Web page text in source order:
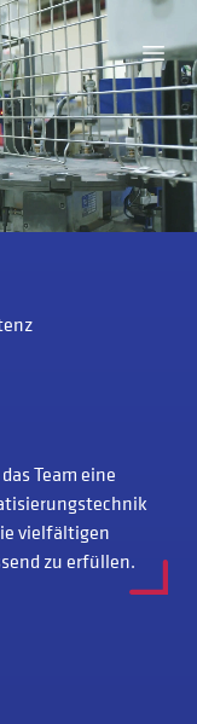
Team eine
vielfältigen
zu erfüllen.